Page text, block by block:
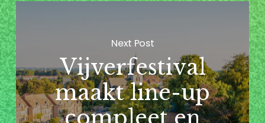
Next Post
Vijverfestival
maakt line-up